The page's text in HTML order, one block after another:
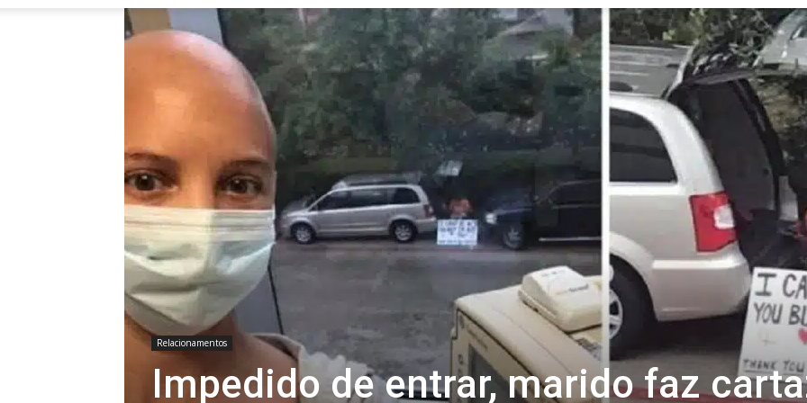
Revista
Diem
Relacionamentos
Impedido de entrar, marido faz